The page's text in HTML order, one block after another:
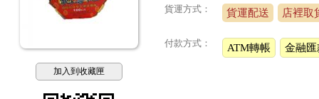
加入到收藏匣
貨運方式： 貨運配送 店裡取
付款方式： ATM轉帳 金融匯